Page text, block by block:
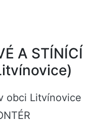
A STÍNÍCÍ
obci Litvínovice